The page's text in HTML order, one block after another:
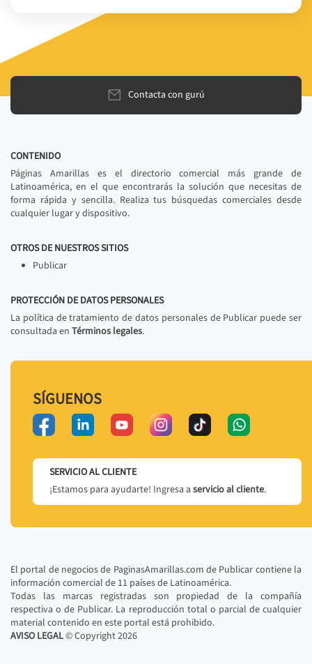
Contacta con gurú
CONTENIDO
Páginas Amarillas es el directorio comercial más grande de
Latinoamérica, en el que encontrarás la solución que necesitas de
forma rápida y sencilla. Realiza tus búsquedas comerciales desde
cualquier lugar y dispositivo.
OTROS DE NUESTROS SITIOS
Publicar
PROTECCIÓN DE DATOS PERSONALES
La política de tratamiento de datos personales de Publicar puede ser
consultada en Términos legales.
SÍGUENOS
SERVICIO AL CLIENTE
¡Estamos para ayudarte! Ingresa a servicio al cliente.
El portal de negocios de PaginasAmarillas.com de Publicar contiene la
información comercial de 11 países de Latinoamérica.
Todas las marcas registradas son propiedad de la compañía
respectiva o de Publicar. La reproducción total o parcial de cualquier
material contenido en este portal está prohibido.
AVISO LEGAL© Copyright2026